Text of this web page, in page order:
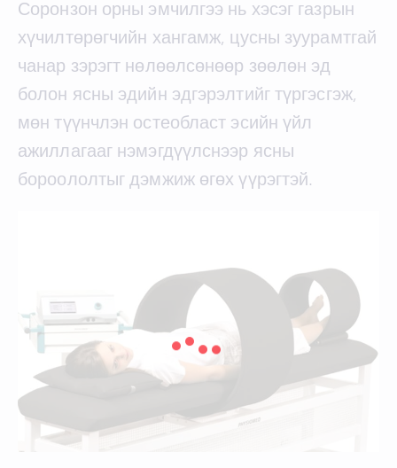
Соронзон орны эмчилгээ нь хэсэг газрын
хүчилтөрөгчийн хангамж, цусны зуурамтгай
чанар зэрэгт нөлөөлсөнөөр зөөлөн эд
болон ясны эдийн эдгэрэлтийг түргэсгэж,
мөн түүнчлэн остеобласт эсийн үйл
ажиллагааг нэмэгдүүлснээр ясны
бороололтыг дэмжиж өгөх үүрэгтэй.